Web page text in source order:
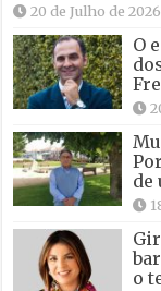
20 de Julho de 2026
O
de
o